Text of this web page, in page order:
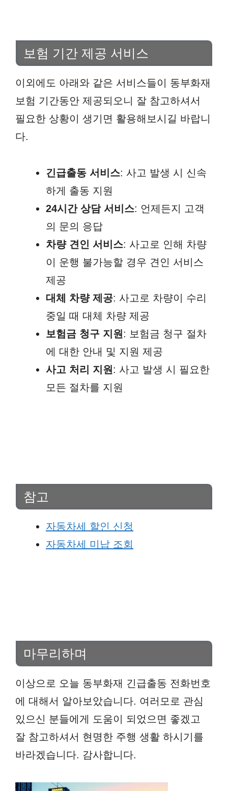
보험 기간 제공 서비스
이외에도 아래와 같은 서비스들이 동부화재
보험 기간동안 제공되오니 잘 참고하셔서
필요한 상황이 생기면 활용해보시길 바랍니
다.
긴급출동 서비스: 사고 발생 시 신속
하게 출동 지원
24시간 상담 서비스: 언제든지 고객
의 문의 응답
차량 견인 서비스: 사고로 인해 차량
이 운행 불가능할 경우 견인 서비스
제공
대체 차량 제공: 사고로 차량이 수리
중일 때 대체 차량 제공
보험금 청구 지원: 보험금 청구 절차
에 대한 안내 및 지원 제공
사고 처리 지원: 사고 발생 시 필요한
모든 절차를 지원
참고
자동차세 할인 신청
자동차세 미납 조회
마무리하며
이상으로 오늘 동부화재 긴급출동 전화번호
에 대해서 알아보았습니다. 여러모로 관심
있으신 분들에게 도움이 되었으면 좋겠고
잘 참고하셔서 현명한 주행 생활 하시기를
바라겠습니다. 감사합니다.